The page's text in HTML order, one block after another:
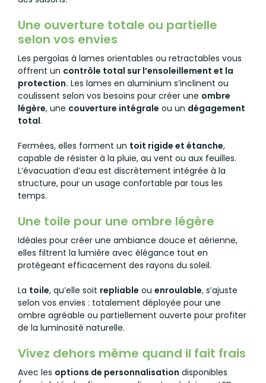
Une ouverture totale ou partielle
selon vos envies
Les pergolas à lames orientables ou retractables vous
offrent un contrôle total sur l’ensoleillement et la
protection. Les lames en aluminium s’inclinent ou
coulissent selon vos besoins pour créer une ombre
légère, une couverture intégrale ou un dégagement
total.
Fermées, elles forment un toit rigide et étanche,
capable de résister à la pluie, au vent ou aux feuilles.
L’évacuation d’eau est discrètement intégrée à la
structure, pour un usage confortable par tous les
temps.
Une toile pour une ombre légère
Idéales pour créer une ambiance douce et aérienne,
elles filtrent la lumière avec élégance tout en
protégeant efficacement des rayons du soleil.
La toile, qu’elle soit repliable ou enroulable, s’ajuste
selon vos envies : totalement déployée pour une
ombre agréable ou partiellement ouverte pour profiter
de la luminosité naturelle.
Vivez dehors même quand il fait frais
Avec les options de personnalisation disponibles